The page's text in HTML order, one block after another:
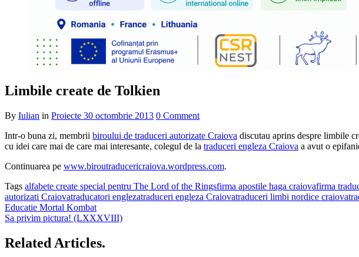
Limbile create de Tolkien
By Iulian in Proiecte 30 octombrie 2013 0 Comment
Intr-o buna zi, membrii biroului de traduceri autorizate Craiova discutau aprins despre limbile
cu idei care mai de care mai interesante, colegul de la traduceri engleza Craiova a avut o
Continuarea pe www.biroutraducericraiova.wordpress.com.
Tags alfabete create special pentru The Lord of the Ringsfirma apostile haga craiovafirma
autorizati Craiovatraducatori englezatraduceri engleza Craiovatraduceri limbi nordice craiova
Educatie Mortal Kombat
Sa privim pictura! (LXXXVIII)
Related Articles.